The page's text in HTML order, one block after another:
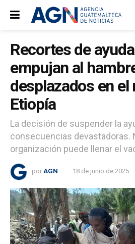
Recortes de
empujan al
desplazados en el
Etiopía
La decisión de suspender la
consecuencias devastadoras.
organización puede llenar el
por AGN 18 de junio de 2025